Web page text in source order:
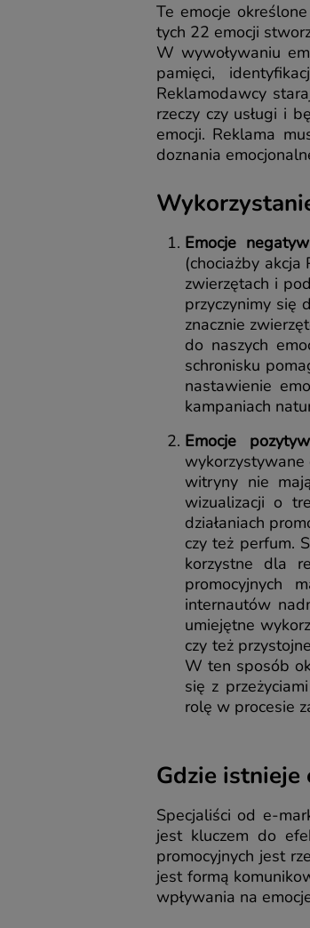
Te emocje
tych 22 emocji
W wywoływaniu
pamięci,
Reklamodawcy
rzeczy czy usługi i
emocji. Reklama
doznania
Emocje
(chociażby
zwierzętach i
przyczynimy się
znacznie
do naszych
schronisku
nastawienie
kampaniach
Emocje
wykorzystywane
witryny nie
wizualizacji o
działaniach
czy też perfum.
korzystne dla
promocyjnych
internautów
umiejętne
czy też
W ten sposób
się z
rolę w procesie
Gdzie istnieje
Specjaliści od e-
jest kluczem do
promocyjnych jest
jest formą
wpływania na